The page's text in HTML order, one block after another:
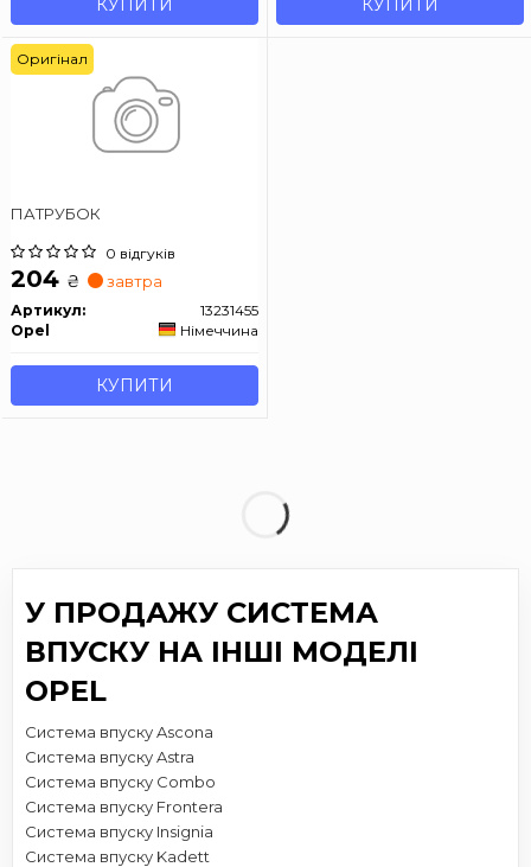
ПАТРУБОК
0 відгуків
204 ₴ завтра
Артикул:
13231455
Opel
Німеччина
КУПИТИ
Оригінал
У ПРОДАЖУ СИСТЕМА
ВПУСКУ НА ІНШІ МОДЕЛІ
OPEL
Система впуску Ascona
Система впуску Astra
Система впуску Combo
Система впуску Frontera
Система впуску Insignia
Система впуску Kadett